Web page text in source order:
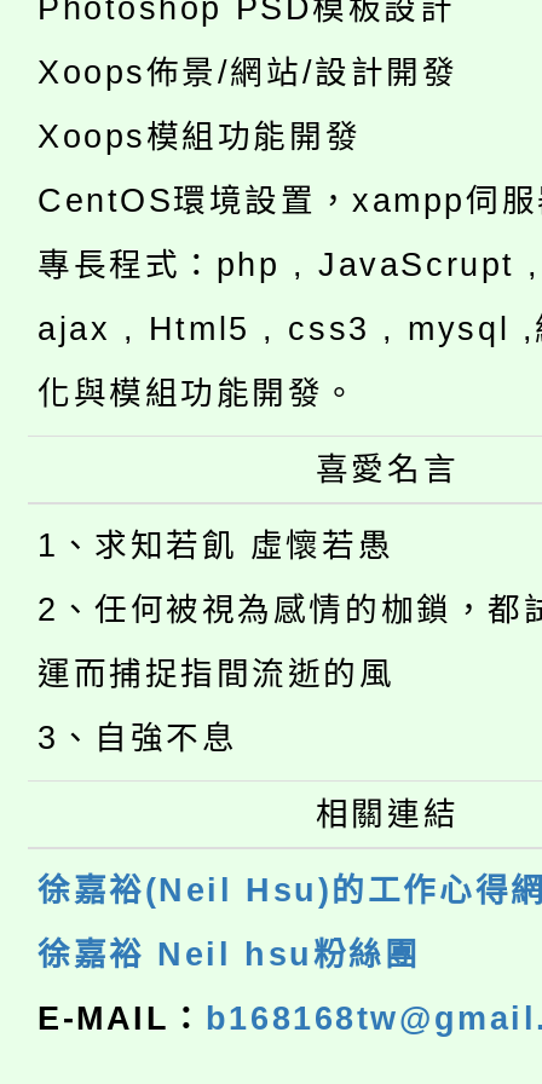
Photoshop PSD模板設計
Xoops佈景/網站/設計開發
Xoops模組功能開發
CentOS環境設置，xampp伺
專長程式：php , JavaScrupt
ajax , Html5 , css3 , mysql ,
化與模組功能開發。
喜愛名言
1、求知若飢 虛懷若愚
2、任何被視為感情的枷鎖，都
運而捕捉指間流逝的風
3、自強不息
相關連結
徐嘉裕(Neil Hsu)的工作心得
徐嘉裕 Neil hsu粉絲團
E-MAIL：